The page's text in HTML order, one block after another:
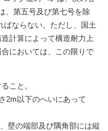
、第五号及び第七号を除
ばならない。ただし、国土
計算によって構造耐力上
においては、この限りで
こと。
2m以下のへいにあって
壁の端部及び隅角部には縦